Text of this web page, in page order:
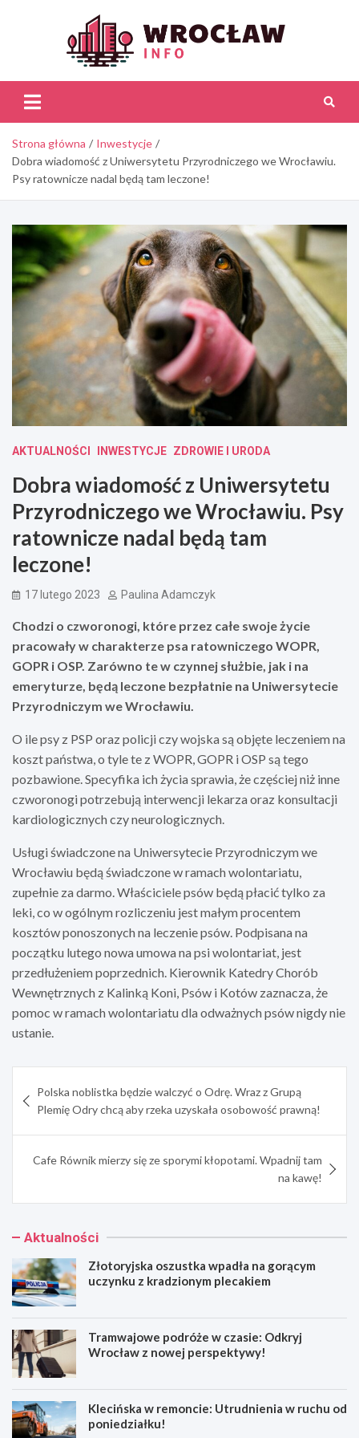
Strona główna
Inwestycje
Dobra wiadomość z Uniwersytetu Przyrodniczego we Wrocławiu.
Psy ratownicze nadal będą tam leczone!
AKTUALNOŚCI INWESTYCJE ZDROWIE I URODA
Dobra wiadomość z Uniwersytetu
Przyrodniczego we Wrocławiu. Psy
ratownicze nadal będą tam
leczone!
17 lutego 2023 Paulina Adamczyk
Chodzi o czworonogi, które przez całe swoje życie
pracowały w charakterze psa ratowniczego WOPR,
GOPR i OSP. Zarówno te w czynnej służbie, jak i na
emeryturze, będą leczone bezpłatnie na Uniwersytecie
Przyrodniczym we Wrocławiu.
O ile psy z PSP oraz policji czy wojska są objęte leczeniem na
koszt państwa, o tyle te z WOPR, GOPR i OSP są tego
pozbawione. Specyfika ich życia sprawia, że częściej niż inne
czworonogi potrzebują interwencji lekarza oraz konsultacji
kardiologicznych czy neurologicznych.
Usługi świadczone na Uniwersytecie Przyrodniczym we
Wrocławiu będą świadczone w ramach wolontariatu,
zupełnie za darmo. Właściciele psów będą płacić tylko za
leki, co w ogólnym rozliczeniu jest małym procentem
kosztów ponoszonych na leczenie psów. Podpisana na
początku lutego nowa umowa na psi wolontariat, jest
przedłużeniem poprzednich. Kierownik Katedry Chorób
Wewnętrznych z Kalinką Koni, Psów i Kotów zaznacza, że
pomoc w ramach wolontariatu dla odważnych psów nigdy nie
ustanie.
wpisu
Polska noblistka będzie walczyć o Odrę. Wraz z Grupą
Plemię Odry chcą aby rzeka uzyskała osobowość prawną!
Cafe Równik mierzy się ze sporymi kłopotami. Wpadnij tam
na kawę!
Aktualności
Złotoryjska oszustka wpadła na gorącym
uczynku z kradzionym plecakiem
Tramwajowe podróże w czasie: Odkryj
Wrocław z nowej perspektywy!
Klecińska w remoncie: Utrudnienia w ruchu od
poniedziałku!